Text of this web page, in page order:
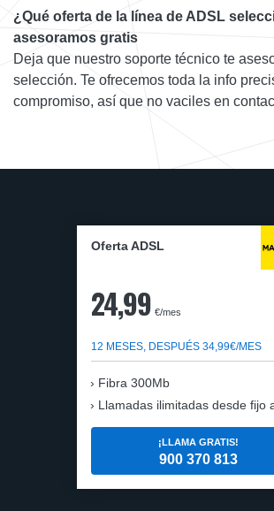
¿Qué oferta de la línea de ADSL
asesoramos gratis
Deja que nuestro soporte técnico te
selección. Te ofrecemos toda la info
compromiso, así que no vaciles en
Oferta ADSL
24,99 €/mes
12 MESES, DESPUÉS 34,99€/MES
Fibra 300Mb
Llamadas ilimitadas desde fijo
¡LLAMA GRATIS!
900 370 813